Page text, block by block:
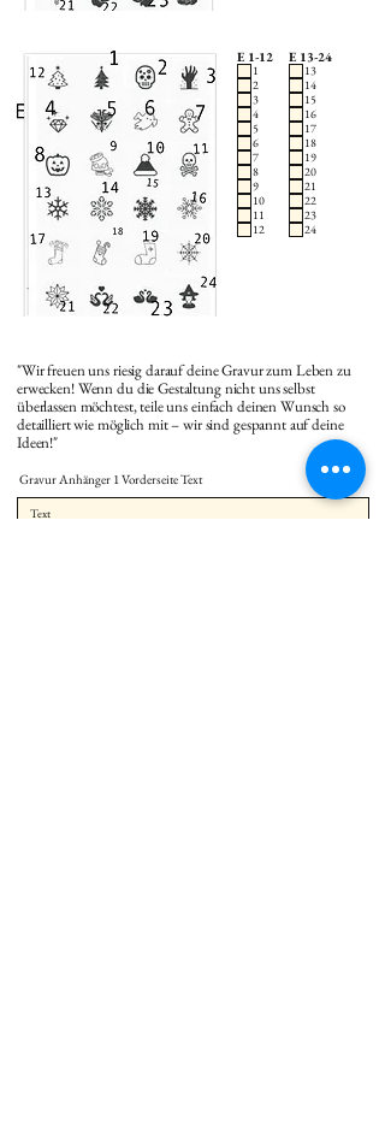
E 1-12
1
2
3
4
5
6
7
8
9
10
11
12
E 13-24
13
14
15
16
17
18
19
20
21
22
23
24
"Wir freuen uns riesig darauf deine Gravur zum Leben zu
erwecken! Wenn du die Gestaltung nicht uns selbst
überlassen möchtest, teile uns einfach deinen Wunsch so
detailliert wie möglich mit – wir sind gespannt auf deine
Ideen!"
Gravur Anhänger 1 Vorderseite Text